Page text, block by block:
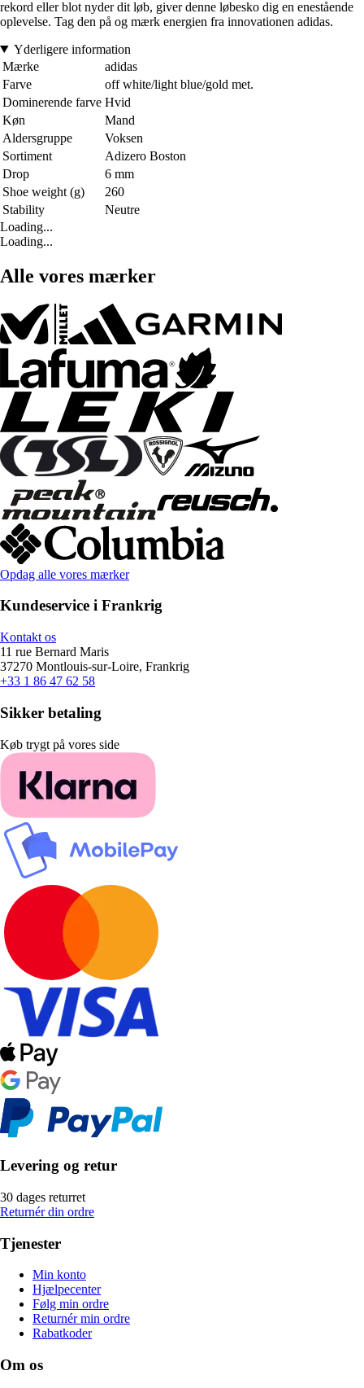
rekord eller blot nyder dit løb, giver denne løbesko dig en enestående
oplevelse. Tag den på og mærk energien fra innovationen adidas.
Yderligere information
Mærke
adidas
Farve
off white/light blue/gold met.
Dominerende farve Hvid
Køn
Mand
Aldersgruppe
Voksen
Sortiment
Adizero Boston
Drop
6 mm
Shoe weight (g)
260
Stability
Neutre
Loading...
Loading...
Alle vores mærker
Opdag alle vores mærker
Kundeservice i Frankrig
Kontakt os
11 rue Bernard Maris
37270 Montlouis-sur-Loire, Frankrig
+33 1 86 47 62 58
Sikker betaling
Køb trygt på vores side
Levering og retur
30 dages returret
Returnér din ordre
Tjenester
Min konto
Hjælpecenter
Følg min ordre
Returnér min ordre
Rabatkoder
Om os